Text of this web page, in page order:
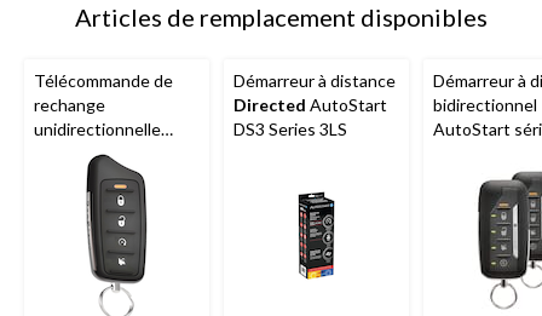
Articles de remplacement disponibles
Télécommande de
rechange
unidirectionnelle
ProStartpour 34-
0843 et 34-0845
Démarreur à distance
Directed AutoStart
DS3 Series 3LS
Démarreur à
bidirectionnel
AutoStart